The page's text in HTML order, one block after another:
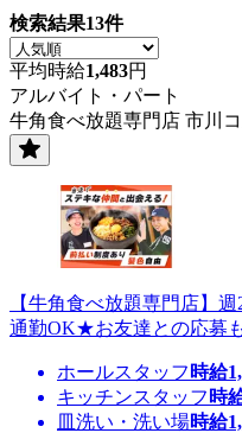
検索結果13件
平均時給1,483円
アルバイト・パート
牛角食べ放題専門店 市川
【牛角食べ放題専門店】
通勤OK★お友達との応募
ホールスタッフ 時給
キッチンスタッフ 時
皿洗い・洗い場時給